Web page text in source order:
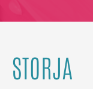
STORJA